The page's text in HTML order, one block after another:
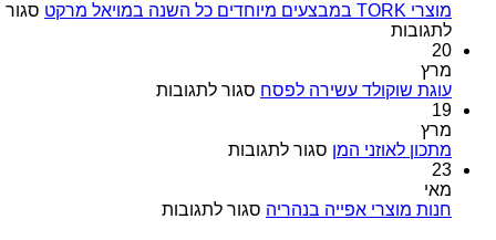
סגור
על
מוצרי
TORK
במבצעים
מיוחדים
כל
השנה
במויאל
מרקט
שוקולד עשירה לפסח סגור לתגובותעל
לאוזני המן סגור לתגובותעל
המן
מוצרי אפייה בנהריה סגור לתגובותעל